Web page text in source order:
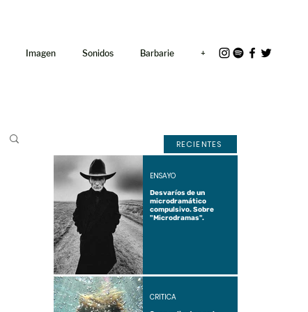
Imagen Sonidos Barbarie +
RECIENTES
Desvaríos de un
microdramático
compulsivo. Sobre
"Microdramas".
ENSAYO
CRÍTICA